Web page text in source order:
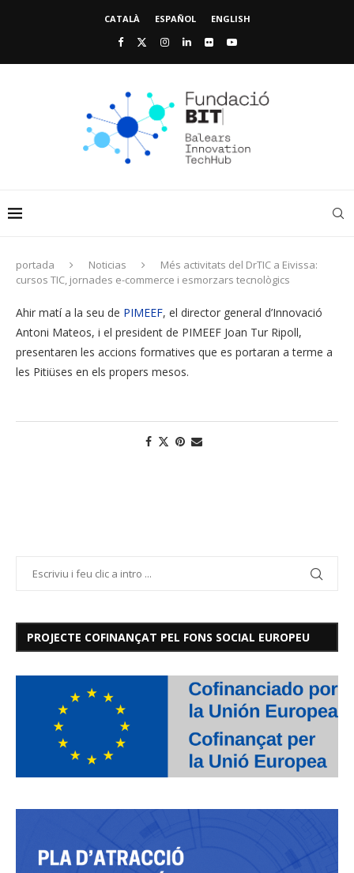
CATALÀ ESPAÑOL ENGLISH
portada Noticias
Més activitats del DrTIC a Eivissa:
cursos TIC, jornades e-commerce i esmorzars tecnològics
Ahir matí a la seu de PIMEEF, el director general d’Innovació
Antoni Mateos, i el president de PIMEEF Joan Tur Ripoll,
presentaren les accions formatives que es portaran a terme a
les Pitiüses en els propers mesos.
PROJECTE COFINANÇAT PEL FONS SOCIAL EUROPEU